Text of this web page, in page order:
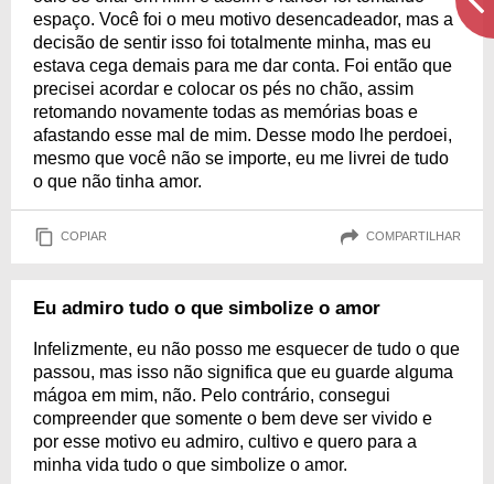
espaço. Você foi o meu motivo desencadeador, mas a
decisão de sentir isso foi totalmente minha, mas eu
estava cega demais para me dar conta. Foi então que
precisei acordar e colocar os pés no chão, assim
retomando novamente todas as memórias boas e
afastando esse mal de mim. Desse modo lhe perdoei,
mesmo que você não se importe, eu me livrei de tudo
o que não tinha amor.
COPIAR COMPARTILHAR
Eu admiro tudo o que simbolize o amor
Infelizmente, eu não posso me esquecer de tudo o que
passou, mas isso não significa que eu guarde alguma
mágoa em mim, não. Pelo contrário, consegui
compreender que somente o bem deve ser vivido e
por esse motivo eu admiro, cultivo e quero para a
minha vida tudo o que simbolize o amor.